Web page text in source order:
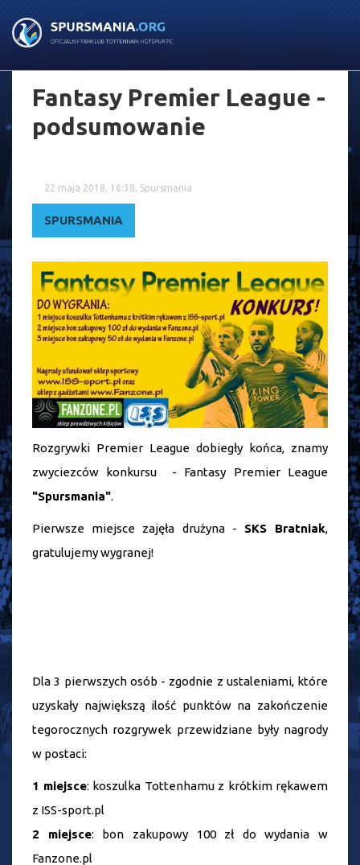
Fantasy Premier League -
podsumowanie
22 maja 2018, 16:38, Spursmania
SPURSMANIA
Rozgrywki Premier League dobiegły końca, znamy
zwyciezców konkursu - Fantasy Premier League
"Spursmania".
Pierwsze miejsce zajęła drużyna - SKS Bratniak,
gratulujemy wygranej!
Dla 3 pierwszych osób - zgodnie z ustaleniami, które
uzyskały największą ilość punktów na zakończenie
tegorocznych rozgrywek przewidziane były nagrody
w postaci:
1 miejsce: koszulka Tottenhamu z krótkim rękawem
z ISS-sport.pl
2
miejsce: bon zakupowy 100 zł do wydania w
Fanzone.pl